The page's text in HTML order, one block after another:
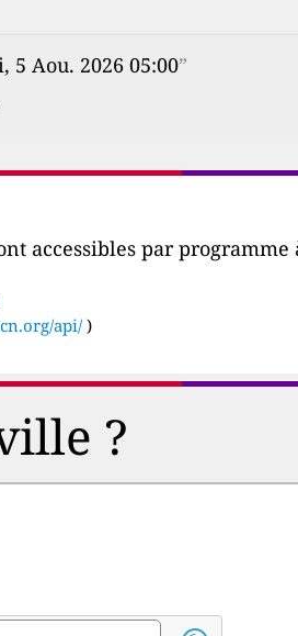
5 Aou. 2026 05:00”
accessibles par programme
api/)
?